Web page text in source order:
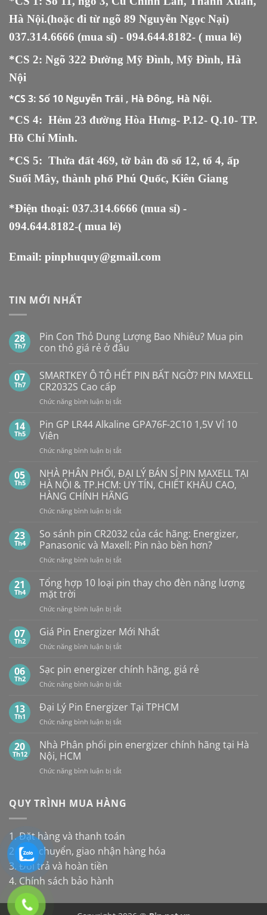
Hà Nội.(hoặc đi từ ngõ 89 Nguyễn Ngọc Nại)
037.314.6666 (mua sỉ) - 094.644.8182- ( mua lẻ)
*CS 2: Ngõ 322 Đường Mỹ Đình, Mỹ Đình, Hà
Nội
*CS 3: Số 10 Nguyễn Trãi , Hà Đông, Hà Nội.
*CS 4: Hẻm 23 đường Hòa Hưng- P.12- Q.10- TP.
Hồ Chí Minh.
*CS 5: Thửa đất 469, tờ bản đồ số 12, tổ 4, ấp
Suối Mây, thành phố Phú Quốc, Kiên Giang
*Điện thoại: 037.314.6666 (mua sỉ) -
094.644.8182-( mua lẻ)
Email: pinphuquy@gmail.com
TIN MỚI NHẤT
28
Th7
Pin Con Thỏ Dung Lượng Bao Nhiêu? Mua pin
con thỏ giá rẻ ở đâu
bình
luận
ở
Pin
Con
Dung
Lượng
Bao
Nhiêu?
Mua
con
thỏ
giá
rẻ
ở
đâu
07
Th7
SMARTKEY Ô TÔ HẾT PIN BẤT NGỜ? PIN MAXELL
CR2032S Cao cấp
Chức năng bình luận bị tắtở
Ô
PIN
NGỜ?
PIN
MAXELL
CR2032S Cao
cấp
14
Th5
Pin GP LR44 Alkaline GPA76F-2C10 1,5V Vỉ 10
Viên
Chức năng bình luận bị tắtở
GP
LR44
Alkaline
GPA76F-
2C10
Vỉ
10
Viên
05
Th5
NHÀ PHÂN PHỐI, ĐẠI LÝ BÁN SỈ PIN MAXELL TẠI
HÀ NỘI & TP.HCM: UY TÍN, CHIẾT KHẤU CAO,
HÀNG CHÍNH HÃNG
Chức năng bình luận bị tắtở
PHÂN
PHỐI,
ĐẠI
LÝ
SỈ
TẠI
NỘI
TÍN,
CHIẾT
CAO,
HÀNG
CHÍNH
23
Th4
So sánh pin CR2032 của các hãng: Energizer,
Panasonic và Maxell: Pin nào bền hơn?
Chức năng bình luận bị tắtở
sánh
của
hãng:
Panasonic
Maxell:
Pin
bền
hơn?
21
Th4
Tổng hợp 10 loại pin thay cho đèn năng lượng
mặt trời
Chức năng bình luận bị tắtở
hợp
loại
thay
đèn
lượng
mặt
07
Th2
Giá Pin Energizer Mới Nhất
Chức năng bình luận bị tắtở
Pin
Mới
06
Th2
Sạc pin energizer chính hãng, giá rẻ
Chức năng bình luận bị tắtở
pin
energizer
chính
giá
13
Th1
Đại Lý Pin Energizer Tại TPHCM
Chức năng bình luận bị tắtở
Lý
Tại
20
Th12
Nhà Phân phối pin energizer chính hãng tại Hà
Nội, HCM
Chức năng bình luận bị tắtở
phối
hãng
tại
QUY TRÌNH MUA HÀNG
1. Đặt hàng và thanh toán
2. Vận chuyển, giao nhận hàng hóa
3. Đổi trả và hoàn tiền
4. Chính sách bảo hành